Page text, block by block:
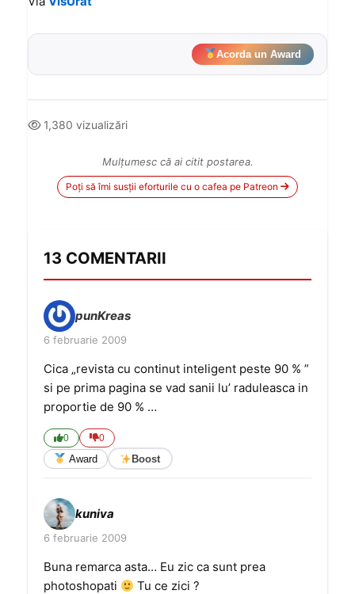
Acorda un Award
1,380 vizualizări
Mulțumesc că ai citit postarea.
Poți să îmi susții eforturile cu o cafea pe Patreon
13 COMENTARII
punKreas
6 februarie 2009
Cica „revista cu continut inteligent peste 90 % ”
si pe prima pagina se vad sanii lu’ raduleasca in
proportie de 90 % …
0 0
Award Boost
kuniva
6 februarie 2009
Buna remarca asta… Eu zic ca sunt prea
photoshopati
Tu ce zici ?